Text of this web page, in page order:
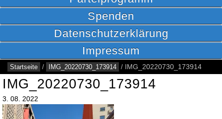
Spenden
Datenschutzerklärung
Impressum
Startseite / IMG_20220730_173914 / IMG_20220730_173914
IMG_20220730_173914
3. 08. 2022